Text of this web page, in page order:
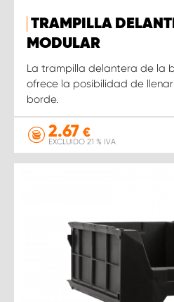
TRAMPILLA
MODULAR
La trampilla delantera de la
ofrece la posibilidad de
borde.
2.67 €
EXCLUIDO 21 % IVA